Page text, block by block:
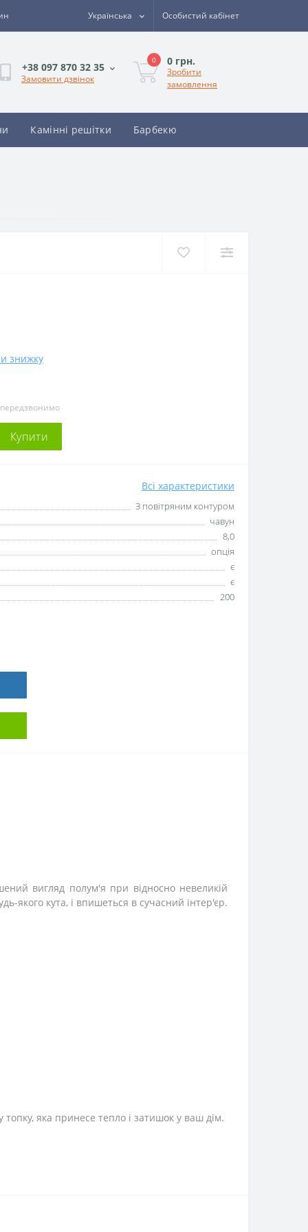
Українська Особистий кабінет
+38 097 870 32 35
Замовити дзвінок
0 0 грн.
Зробити
замовлення
Камінні решітки Барбекю
знижку
Купити
Всі характеристики
З повітряним контуром
чавун
8,0
опція
є
є
200
вигляд полум'я при відносно невеликій
якого кута, і впишеться в сучасний інтер'єр.
топку, яка принесе тепло і затишок у ваш дім.